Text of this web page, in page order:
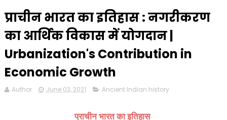
प्राचीन भारत का इतिहास : नगरीकरण
का आर्थिक विकास में योगदान |
Urbanization's Contribution in
Economic Growth
Author June 03, 2021 Ancient Indian history
प्राचीन भारत का इतिहास